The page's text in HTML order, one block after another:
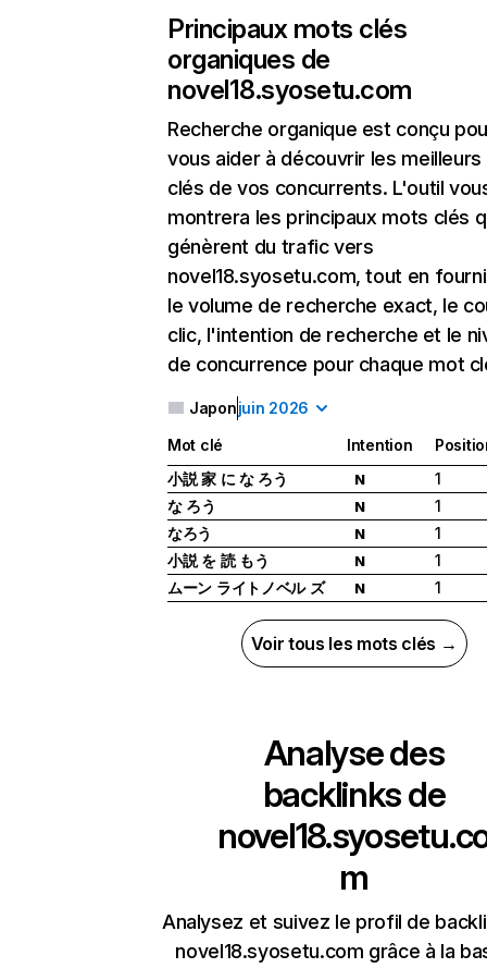
Principaux mots clés
organiques de
novel18.syosetu.com
Recherche organique est conçu
vous aider à découvrir les
clés de vos concurrents. L'outil
montrera les principaux mots clés
génèrent du trafic vers
novel18.syosetu.com, tout en
le volume de recherche exact, le
clic, l'intention de recherche et le
de concurrence pour chaque mot
Japonjuin 2026
Mot clé Intention
小説 家 に な ろう
N
1
な ろう
N
1
なろう
N
1
小説 を 読 もう
N
1
ムーン ライトノベル ズ
N 1
Voir tous les mots clés →
Analyse des
backlinks de
m
Analysez et suivez le profil de
novel18.syosetu.com grâce à la